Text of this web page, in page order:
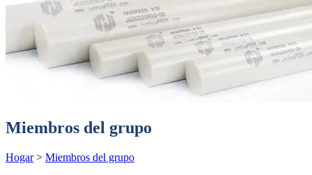
Miembros del grupo
Hogar> Miembros del grupo